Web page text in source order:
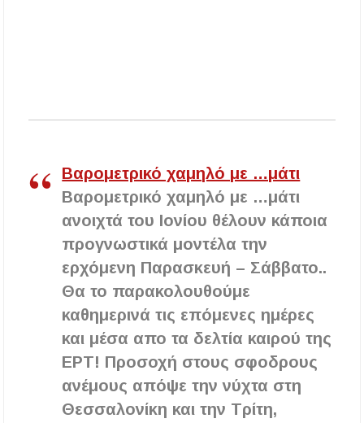
Βαρομετρικό χαμηλό με …μάτι
Βαρομετρικό χαμηλό με …μάτι
ανοιχτά του Ιονίου θέλουν κάποια
προγνωστικά μοντέλα την
ερχόμενη Παρασκευή – Σάββατο..
Θα το παρακολουθούμε
καθημερινά τις επόμενες ημέρες
και μέσα απο τα δελτία καιρού της
ΕΡΤ! Προσοχή στους σφοδρους
ανέμους απόψε την νύχτα στη
Θεσσαλονίκη και την Τρίτη,